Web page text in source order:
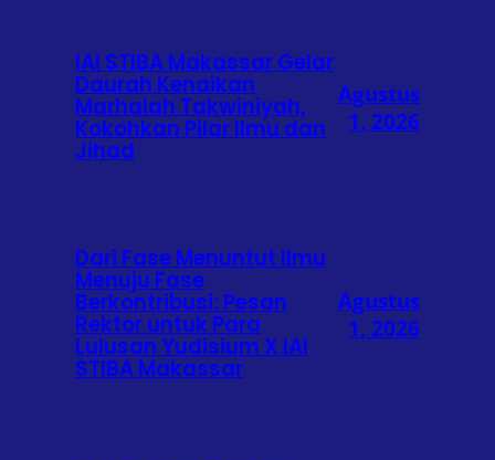
IAI STIBA Makassar Gelar
Daurah Kenaikan
Marhalah Takwiniyah,
Kokohkan Pilar Ilmu dan
Jihad
Agustus
1, 2026
Dari Fase Menuntut Ilmu
Menuju Fase
Berkontribusi: Pesan
Rektor untuk Para
Lulusan Yudisium X IAI
STIBA Makassar
Agustus
1, 2026